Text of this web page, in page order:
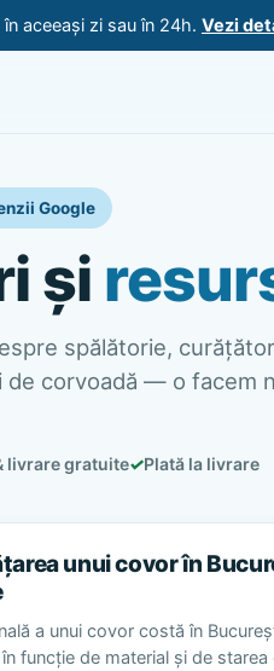
aceeași zi sau în 24h. Vezi
Google
și
spălătorie,
de corvoadă — o facem
livrare gratuite✓Plată la livrare
unui covor în
a unui covor costă în
funcție de material și de